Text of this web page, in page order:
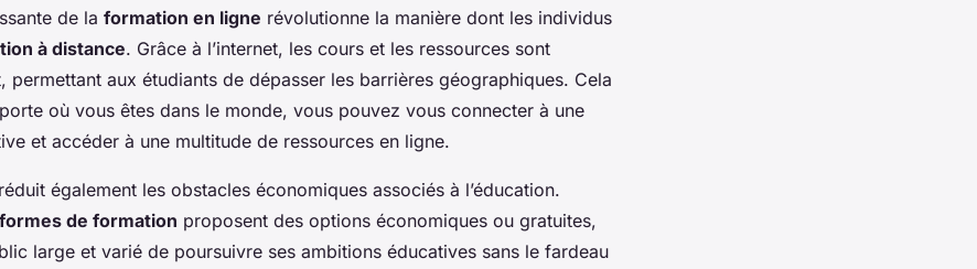
de la formation en ligne révolutionne la manière dont les individus
à distance. Grâce à l’internet, les cours et les ressources sont
permettant aux étudiants de dépasser les barrières géographiques. Cela
où vous êtes dans le monde, vous pouvez vous connecter à une
et accéder à une multitude de ressources en ligne.
également les obstacles économiques associés à l’éducation.
de formation proposent des options économiques ou gratuites,
large et varié de poursuivre ses ambitions éducatives sans le fardeau